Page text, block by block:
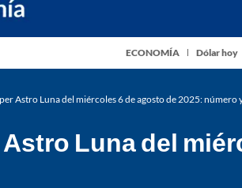
ECONOMÍA Dólar hoy
Astro Luna del miércoles 6 de agosto de 2025: número
Luna del